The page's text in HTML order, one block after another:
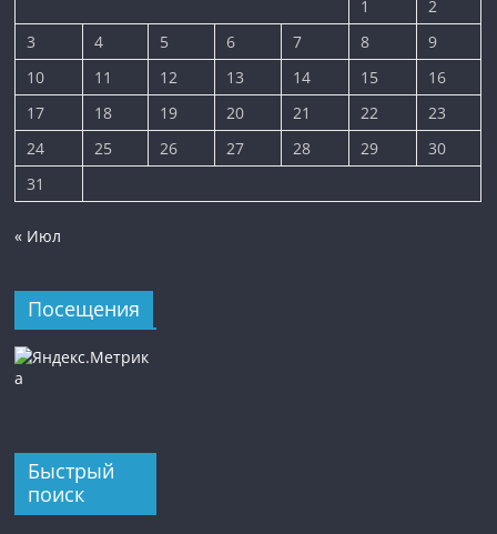
1
2
3
4 5 6 7 8
9
10
11 12 13 14 15
16
17
18 19 20 21 22
23
24
25 26 27 28 29
30
31
« Июл
Посещения
Быстрый
поиск